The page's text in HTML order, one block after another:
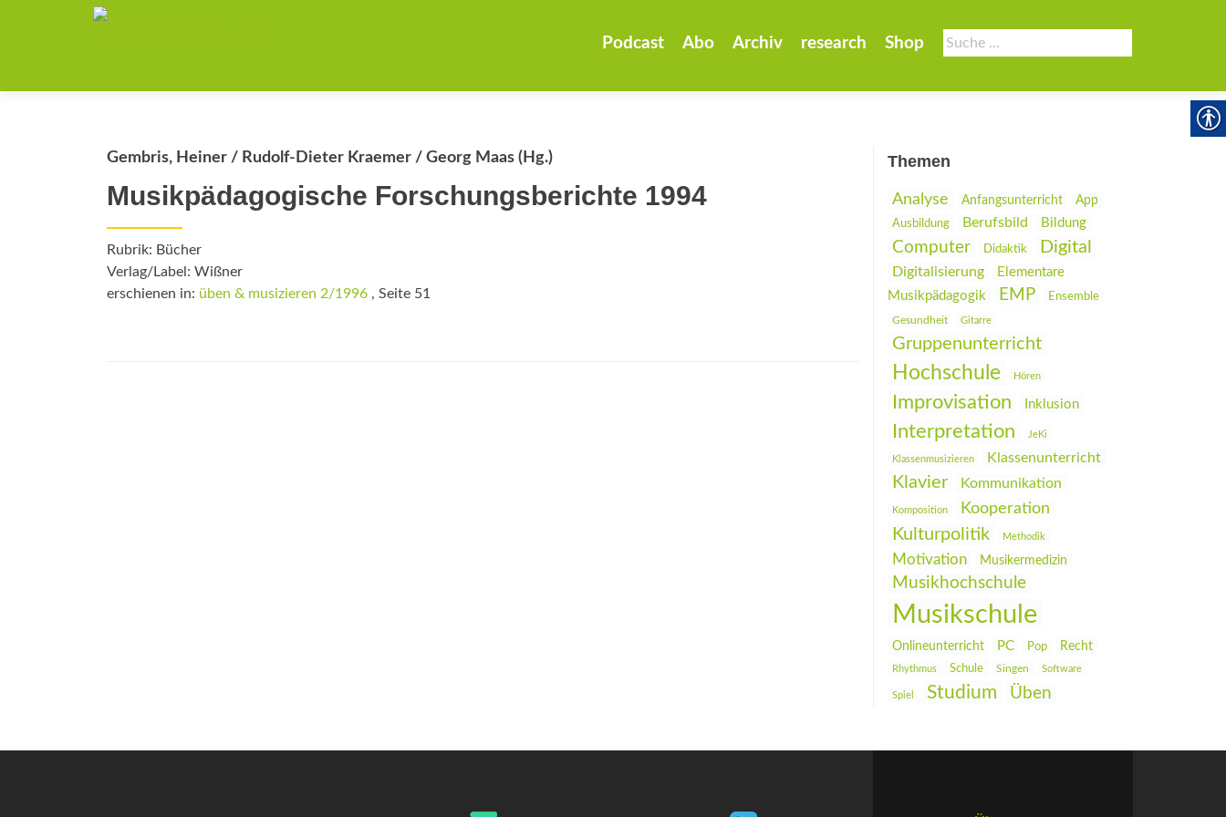
Suche
nach:
Podcast Abo Archiv research Shop
Gembris, Heiner / Rudolf-Dieter Kraemer / Georg Maas (Hg.)
Musikpädagogische Forschungsberichte 1994
Rubrik: Bücher
Verlag/Label: Wißner
erschienen in: üben & musizieren 2/1996 , Seite 51
Themen
Analyse Anfangsunterricht
App
Ausbildung
Berufsbild Bildung
Computer Didaktik Digital
Digitalisierung
Elementare
Musikpädagogik
EMP Ensemble
Gesundheit Gitarre
Gruppenunterricht
Hochschule Hören
Improvisation Inklusion
Interpretation JeKi
Klassenmusizieren Klassenunterricht
Klavier Kommunikation
Komposition Kooperation
Kulturpolitik Methodik
Motivation Musikermedizin
Musikhochschule
Musikschule
Onlineunterricht PC Pop Recht
Rhythmus Schule Singen Software
Spiel Studium Üben